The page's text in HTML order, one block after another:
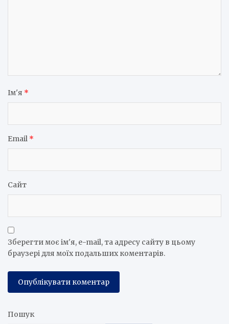
Ім'я *
Email *
Сайт
Зберегти моє ім'я, e-mail, та адресу сайту в цьому
браузері для моїх подальших коментарів.
Пошук